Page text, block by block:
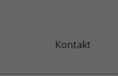
Kontakt